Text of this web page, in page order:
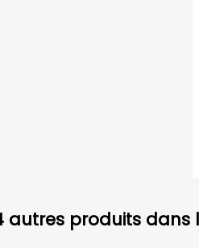
autres produits dans